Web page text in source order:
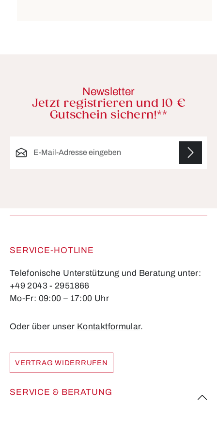
Newsletter
Jetzt registrieren und 10 €
Gutschein sichern!**
SERVICE-HOTLINE
Telefonische Unterstützung und Beratung unter:
+49 2043 - 2951866
Mo-Fr: 09:00 – 17:00 Uhr
Oder über unser Kontaktformular.
VERTRAG WIDERRUFEN
SERVICE & BERATUNG